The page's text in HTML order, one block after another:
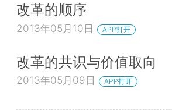
改革的顺序
2013年05月10日 APP打开
改革的共识与价值取向
2013年05月09日 APP打开